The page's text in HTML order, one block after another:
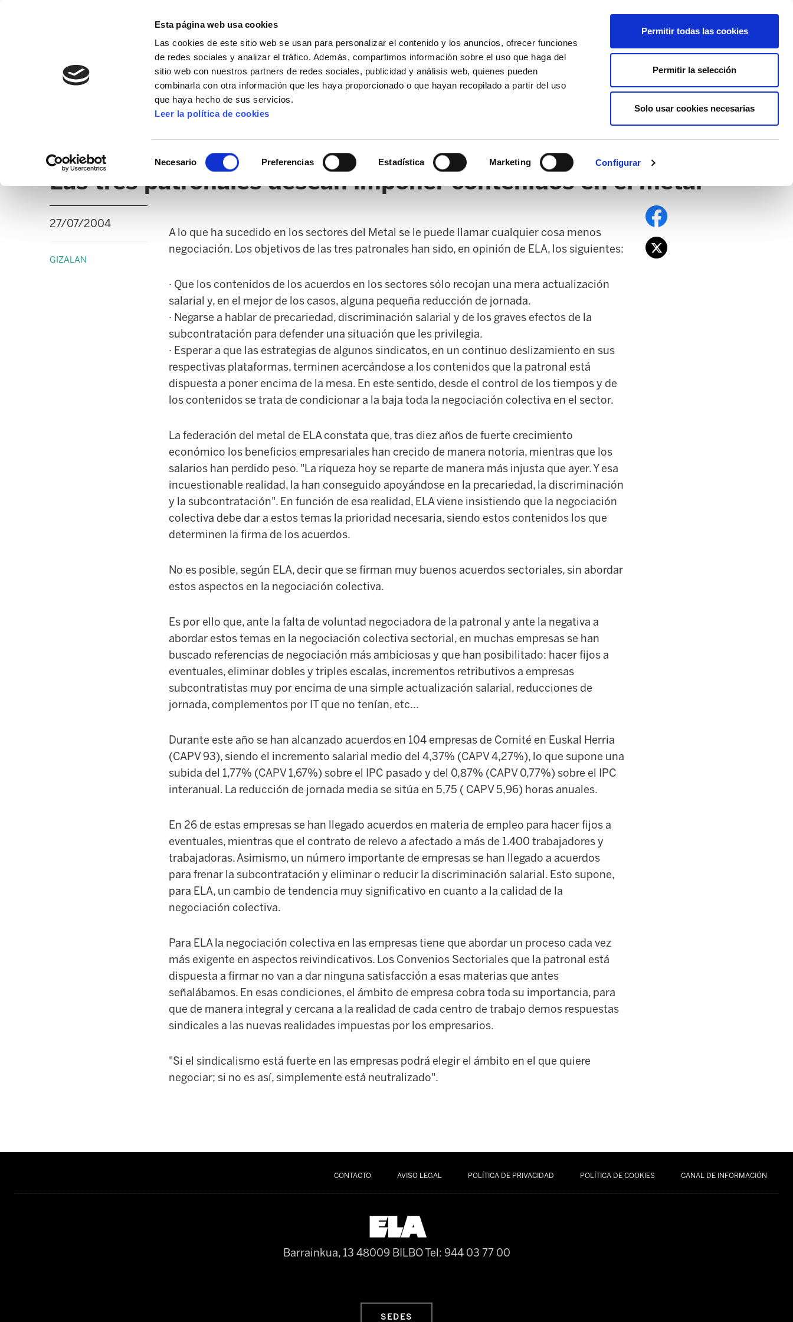
Esta página web usa cookies
Las cookies de este sitio web se usan para personalizar el contenido y los anuncios, ofrecer funciones
de redes sociales y analizar el tráfico. Además, compartimos información sobre el uso que haga del
sitio web con nuestros partners de redes sociales, publicidad y análisis web, quienes pueden
combinarla con otra información que les haya proporcionado o que hayan recopilado a partir del uso
que haya hecho de sus servicios.
Leer la política de cookies
Necesario Preferencias Estadística Marketing Configurar
Permitir todas las cookies
Permitir la selección
Solo usar cookies necesarias
AFÍLIATE
Las tres patronales desean imponer contenidos en el metal
27/07/2004
GIZALAN
A lo que ha sucedido en los sectores del Metal se le puede llamar cualquier cosa menos
negociación. Los objetivos de las tres patronales han sido, en opinión de ELA, los siguientes:
· Que los contenidos de los acuerdos en los sectores sólo recojan una mera actualización
salarial y, en el mejor de los casos, alguna pequeña reducción de jornada.
· Negarse a hablar de precariedad, discriminación salarial y de los graves efectos de la
subcontratación para defender una situación que les privilegia.
· Esperar a que las estrategias de algunos sindicatos, en un continuo deslizamiento en sus
respectivas plataformas, terminen acercándose a los contenidos que la patronal está
dispuesta a poner encima de la mesa. En este sentido, desde el control de los tiempos y de
los contenidos se trata de condicionar a la baja toda la negociación colectiva en el sector.
La federación del metal de ELA constata que, tras diez años de fuerte crecimiento
económico los beneficios empresariales han crecido de manera notoria, mientras que los
salarios han perdido peso. "La riqueza hoy se reparte de manera más injusta que ayer. Y esa
incuestionable realidad, la han conseguido apoyándose en la precariedad, la discriminación
y la subcontratación". En función de esa realidad, ELA viene insistiendo que la negociación
colectiva debe dar a estos temas la prioridad necesaria, siendo estos contenidos los que
determinen la firma de los acuerdos.
No es posible, según ELA, decir que se firman muy buenos acuerdos sectoriales, sin abordar
estos aspectos en la negociación colectiva.
Es por ello que, ante la falta de voluntad negociadora de la patronal y ante la negativa a
abordar estos temas en la negociación colectiva sectorial, en muchas empresas se han
buscado referencias de negociación más ambiciosas y que han posibilitado: hacer fijos a
eventuales, eliminar dobles y triples escalas, incrementos retributivos a empresas
subcontratistas muy por encima de una simple actualización salarial, reducciones de
jornada, complementos por IT que no tenían, etc...
Durante este año se han alcanzado acuerdos en 104 empresas de Comité en Euskal Herria
(CAPV 93), siendo el incremento salarial medio del 4,37% (CAPV 4,27%), lo que supone una
subida del 1,77% (CAPV 1,67%) sobre el IPC pasado y del 0,87% (CAPV 0,77%) sobre el IPC
interanual. La reducción de jornada media se sitúa en 5,75 ( CAPV 5,96) horas anuales.
En 26 de estas empresas se han llegado acuerdos en materia de empleo para hacer fijos a
eventuales, mientras que el contrato de relevo a afectado a más de 1.400 trabajadores y
trabajadoras. Asimismo, un número importante de empresas se han llegado a acuerdos
para frenar la subcontratación y eliminar o reducir la discriminación salarial. Esto supone,
para ELA, un cambio de tendencia muy significativo en cuanto a la calidad de la
negociación colectiva.
Para ELA la negociación colectiva en las empresas tiene que abordar un proceso cada vez
más exigente en aspectos reivindicativos. Los Convenios Sectoriales que la patronal está
dispuesta a firmar no van a dar ninguna satisfacción a esas materias que antes
señalábamos. En esas condiciones, el ámbito de empresa cobra toda su importancia, para
que de manera integral y cercana a la realidad de cada centro de trabajo demos respuestas
sindicales a las nuevas realidades impuestas por los empresarios.
"Si el sindicalismo está fuerte en las empresas podrá elegir el ámbito en el que quiere
negociar; si no es así, simplemente está neutralizado".
CONTACTO AVISO LEGAL POLÍTICA DE PRIVACIDAD POLÍTICA DE COOKIES CANAL DE INFORMACIÓN
Barrainkua, 13 48009 BILBOTel: 944 03 77 00
SEDES